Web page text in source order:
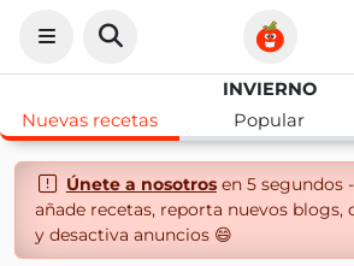
INVIERNO
Nuevas recetas
Popular
Únete a nosotrosen 5 segundos
añade recetas, reporta nuevos blogs,
y desactiva anuncios 😄